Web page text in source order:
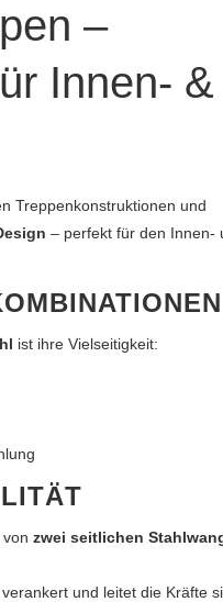
–
Innen- &
Treppenkonstruktionen und
– perfekt für den Innen-
ist ihre Vielseitigkeit:
zwei seitlichen
und leitet die Kräfte